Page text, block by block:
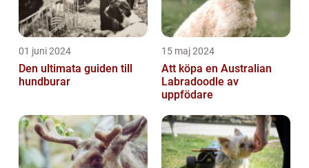
01 juni 2024
Den ultimata guiden till
hundburar
15 maj 2024
Att köpa en Australian
Labradoodle av
uppfödare